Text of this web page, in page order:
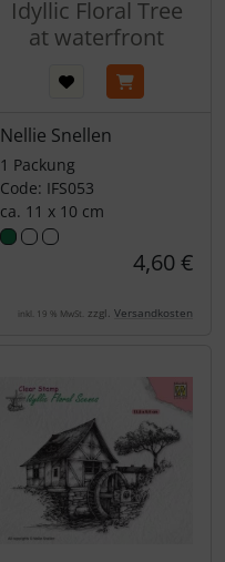
Idyllic Floral Tree
at waterfront
Nellie Snellen
1 Packung
Code: IFS053
ca. 11 x 10 cm
4,60 €
inkl. 19 % MwSt. zzgl. Versandkosten